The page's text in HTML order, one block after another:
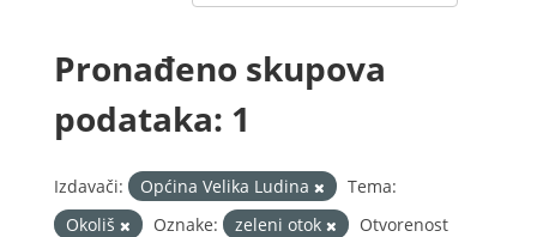
Pronađeno skupova
podataka: 1
Izdavači: Općina Velika Ludina
Tema:
Okoliš
Oznake: zeleni otok
Otvorenost